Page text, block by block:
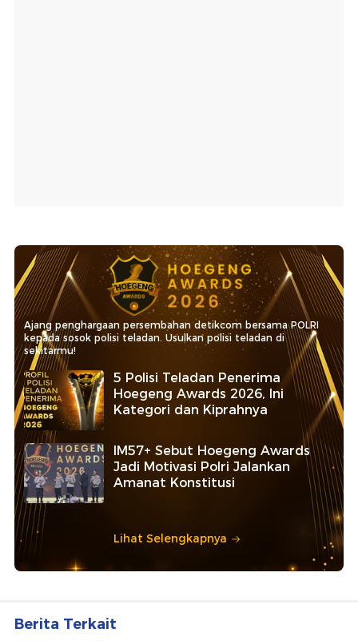
Ajang penghargaan persembahan detikcom bersama POLRI
kepada sosok polisi teladan. Usulkan polisi teladan di
sekitarmu!
5 Polisi Teladan Penerima
Hoegeng Awards 2026, Ini
Kategori dan Kiprahnya
IM57+ Sebut Hoegeng Awards
Jadi Motivasi Polri Jalankan
Amanat Konstitusi
Lihat Selengkapnya
Berita Terkait